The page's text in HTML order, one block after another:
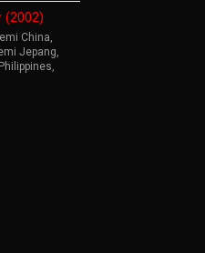
(2002)
China
Jepang